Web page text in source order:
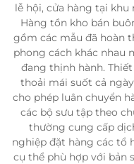
lễ hội, cửa hàng tại
Hàng tồn kho bán
gồm các mẫu đã hoàn
phong cách khác nhau
đang thịnh hành.
thoải mái suốt cả
cho phép luân chuyển
các bộ sưu tập theo
thường cung cấp
nghiệp đặt hàng các tổ
cụ thể phù hợp với bản